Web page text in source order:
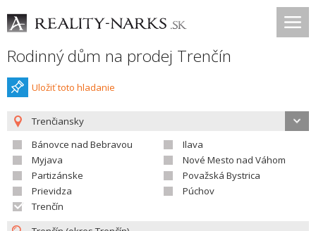
Rodinný dům na prodej Trenčín
Uložiť toto hladanie
Trenčiansky
Bánovce nad Bebravou
Ilava
Myjava
Nové Mesto nad Váhom
Partizánske
Považská Bystrica
Prievidza
Púchov
Trenčín